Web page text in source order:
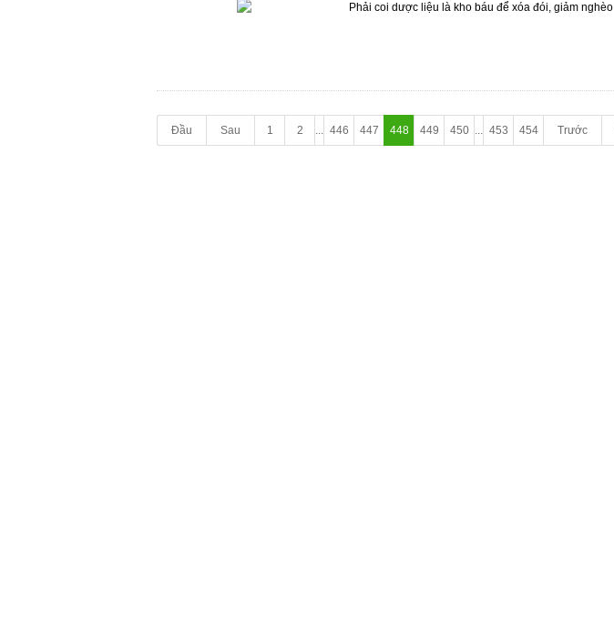
Phải coi dược liệu là kho báu để xóa đói, giảm nghèo
Đầu Sau 1 2 ... 446 447 448 449 450 ... 453 454 Trước